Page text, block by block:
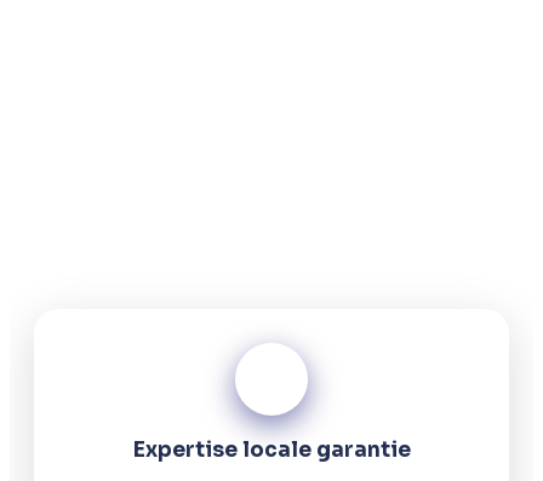
Expertise locale garantie